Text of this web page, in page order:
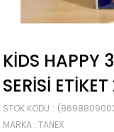
KIDS HAPPY
SERISI
STOK KODU
MARKA : TANEX